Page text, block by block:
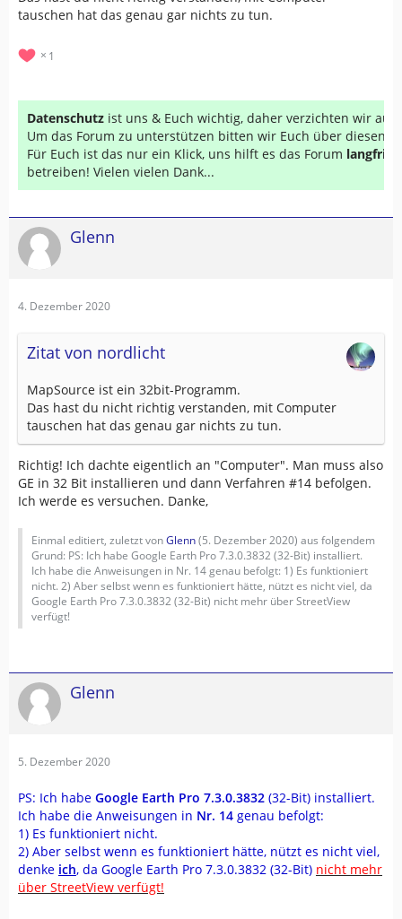
tauschen hat das genau gar nichts zu tun.
1
Datenschutz ist uns & Euch wichtig, daher verzichten wir auf
Um das Forum zu unterstützen bitten wir Euch über diesen
Für Euch ist das nur ein Klick, uns hilft es das Forum
betreiben! Vielen vielen Dank...
Glenn
4. Dezember 2020
Zitat von nordlicht
MapSource ist ein 32bit-Programm.
Das hast du nicht richtig verstanden, mit Computer
tauschen hat das genau gar nichts zu tun.
Richtig! Ich dachte eigentlich an "Computer". Man muss also
GE in 32 Bit installieren und dann Verfahren #14 befolgen.
Ich werde es versuchen. Danke,
Einmal editiert, zuletzt vonGlenn(5. Dezember 2020) aus folgendem
Grund: PS: Ich habe Google Earth Pro 7.3.0.3832 (32-Bit) installiert.
Ich habe die Anweisungen in Nr. 14 genau befolgt: 1) Es funktioniert
nicht. 2) Aber selbst wenn es funktioniert hätte, nützt es nicht viel, da
Google Earth Pro 7.3.0.3832 (32-Bit) nicht mehr über StreetView
verfügt!
Glenn
5. Dezember 2020
PS: Ich habe Google Earth Pro 7.3.0.3832 (32-Bit) installiert.
Ich habe die Anweisungen in Nr. 14 genau befolgt:
1) Es funktioniert nicht.
2) Aber selbst wenn es funktioniert hätte, nützt es nicht viel,
denke ich, da Google Earth Pro 7.3.0.3832 (32-Bit) nicht mehr
über StreetView verfügt!